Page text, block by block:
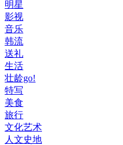
明星
影视
音乐
韩流
送礼
生活
壮龄go!
特写
美食
旅行
文化艺术
人文史地